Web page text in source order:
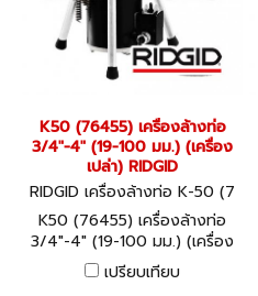
K50 (76455) เครื่องล้างท่อ
3/4"-4" (19-100 มม.) (เครื่อง
เปล่า) RIDGID
RIDGID เครื่องล้างท่อ K-50 (7
6455)
K50 (76455) เครื่องล้างท่อ
3/4"-4" (19-100 มม.) (เครื่อง
เปล่า) RIDGID
เปรียบเทียบ